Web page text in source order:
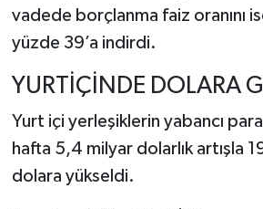
vadede borçlanma faiz oranını
yüzde 39’a indirdi.
YURTİÇİNDE DOLARA
Yurt içi yerleşiklerin yabancı
hafta 5,4 milyar dolarlık artışla
dolara yükseldi.